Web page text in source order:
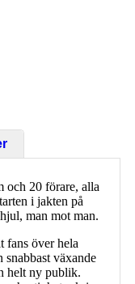
och 20 förare, alla
i jakten på
man mot man.
fans över hela
snabbast växande
helt ny publik.